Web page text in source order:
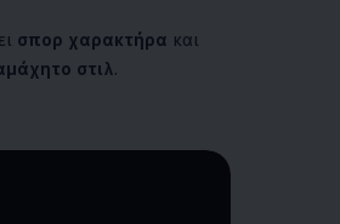
σπορ χαρακτήρα και
στιλ.